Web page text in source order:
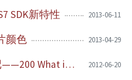
SDK新特性 2013-06-11
颜色 2013-04-29
WWDC 2012 Session笔记——200 What is new in Cocoa Touch 2012-06-20